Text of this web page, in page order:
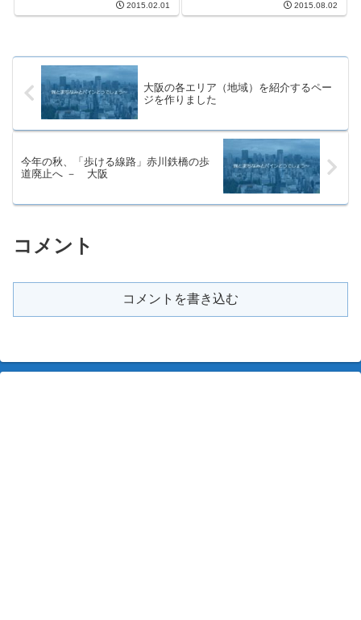
2015.02.01 2015.08.02
大阪の各エリア（地域）を紹介するペー
ジを作りました
今年の秋、「歩ける線路」赤川鉄橋の歩
道廃止へ － 大阪
コメント
コメントを書き込む